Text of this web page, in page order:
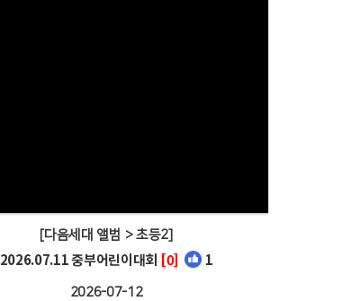
[다음세대 앨범 > 초등2]
2026.07.11 중부어린이대회 [0] 1
2026-07-12